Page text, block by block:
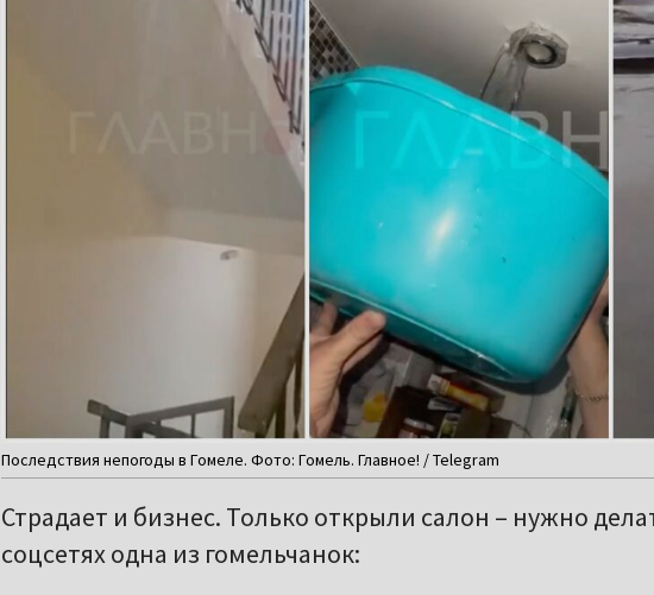
Последствия непогоды в Гомеле. Фото: Гомель. Главное! / Telegram
Страдает и бизнес. Только открыли салон – нужно
соцсетях одна из гомельчанок: